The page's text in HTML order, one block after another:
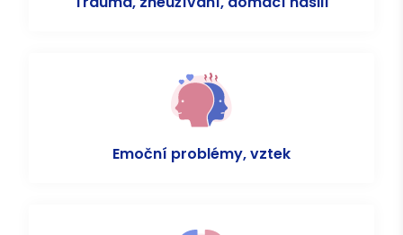
Emoční problémy, vztek